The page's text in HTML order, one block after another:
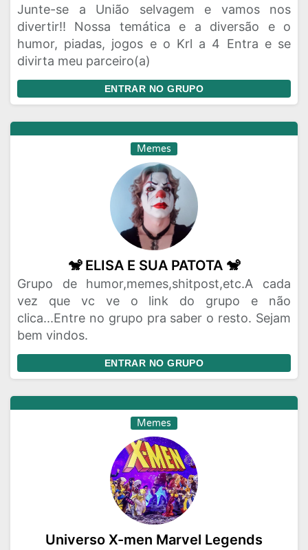
Junte-se a União selvagem e vamos nos
divertir!! Nossa temática e a diversão e o
humor, piadas, jogos e o Krl a 4 Entra e se
divirta meu parceiro(a)
ENTRAR NO GRUPO
Memes
🐒 ELISA E SUA PATOTA 🐒
Grupo de humor,memes,shitpost,etc.A cada
vez que vc ve o link do grupo e não
clica...Entre no grupo pra saber o resto. Sejam
bem vindos.
ENTRAR NO GRUPO
Memes
Universo X-men Marvel Legends